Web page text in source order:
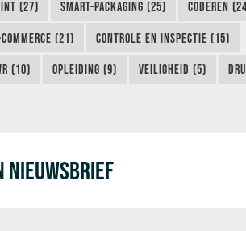
(27) SMART-PACKAGING (25) CODEREN
(21) CONTROLE EN INSPECTIE (15)
(10) OPLEIDING (9) VEILIGHEID (5)
NIEUWSBRIEF